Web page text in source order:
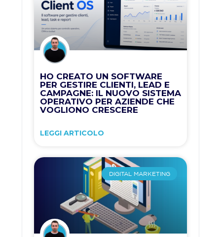
HO CREATO UN SOFTWARE
PER GESTIRE CLIENTI, LEAD E
CAMPAGNE: IL NUOVO SISTEMA
OPERATIVO PER AZIENDE CHE
VOGLIONO CRESCERE
LEGGI ARTICOLO
DIGITAL MARKETING